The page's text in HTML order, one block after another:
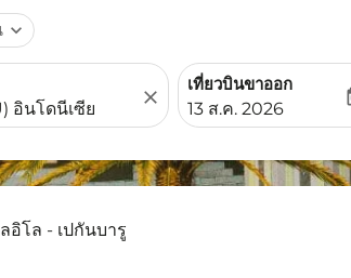
expand_more
close
เที่ยวบินขาออก
fc-booking-
13 ส.ค. 2026
อิโล - เปกันบารู